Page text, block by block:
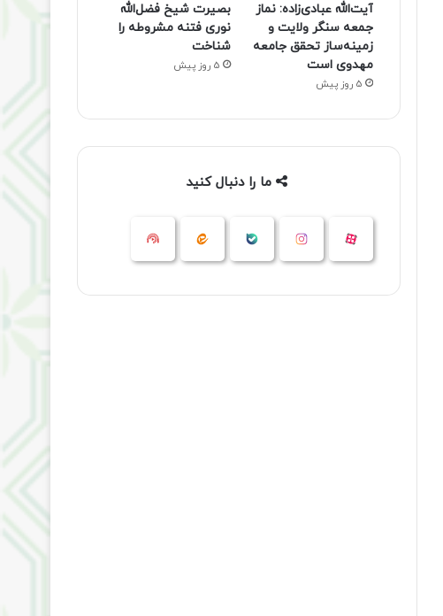
آیت‌الله عبادی‌زاده: نماز
جمعه سنگر ولایت و
زمینه‌ساز تحقق جامعه
مهدوی است
5 روز پیش
بصیرت شیخ فضل‌الله
نوری فتنه مشروطه را
شناخت
5 روز پیش
ما را دنبال کنید
آپارات اینستاگرام ایتا